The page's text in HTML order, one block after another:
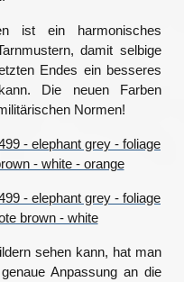
ist ein harmonisches
damit selbige
Endes ein besseres
Die neuen Farben
Normen!
sehen kann, hat man
Anpassung an die